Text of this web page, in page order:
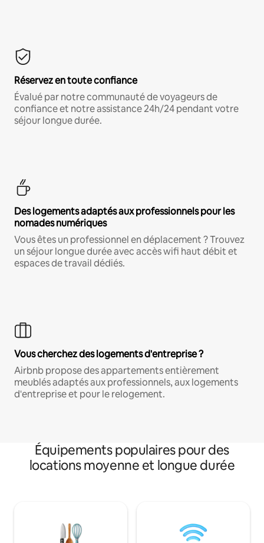
Réservez en toute confiance
Évalué par notre communauté de voyageurs de
confiance et notre assistance 24h/24 pendant votre
séjour longue durée.
Des logements adaptés aux professionnels pour les
nomades numériques
Vous êtes un professionnel en déplacement ? Trouvez
un séjour longue durée avec accès wifi haut débit et
espaces de travail dédiés.
Vous cherchez des logements d'entreprise ?
Airbnb propose des appartements entièrement
meublés adaptés aux professionnels, aux logements
d'entreprise et pour le relogement.
Équipements populaires pour des
locations moyenne et longue durée